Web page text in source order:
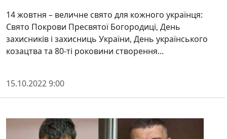
14 жовтня – величне свято для кожного українця:
Свято Покрови Пресвятої Богородиці, День
захисників і захисниць України, День українського
козацтва та 80-ті роковини створення...
15.10.2022 9:00